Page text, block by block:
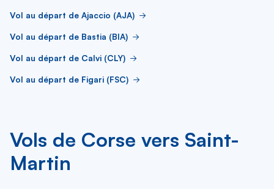
Vol au départ de Ajaccio (AJA)
Vol au départ de Bastia (BIA)
Vol au départ de Calvi (CLY)
Vol au départ de Figari (FSC)
Vols de Corse vers Saint-
Martin